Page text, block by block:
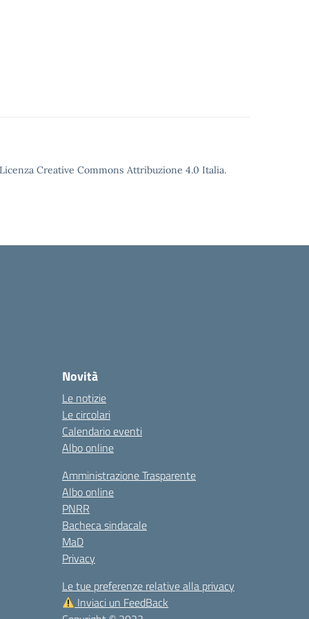
Creative Commons Attribuzione 4.0 Italia.
Novità
Le notizie
Le circolari
Calendario eventi
Albo online
Amministrazione Trasparente
Albo online
PNRR
Bacheca sindacale
MaD
Privacy
Le tue preferenze relative alla privacy
Inviaci un FeedBack